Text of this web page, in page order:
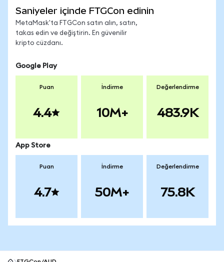
Saniyeler içinde FTGCon edinin
MetaMask'ta FTGCon satın alın, satın,
takas edin ve değiştirin. En güvenilir
kripto cüzdanı.
Google Play
Puan
4.4
İndirme
10M+
Değerlendirme
483.9K
App Store
Puan
4.7
İndirme
50M+
Değerlendirme
75.8K